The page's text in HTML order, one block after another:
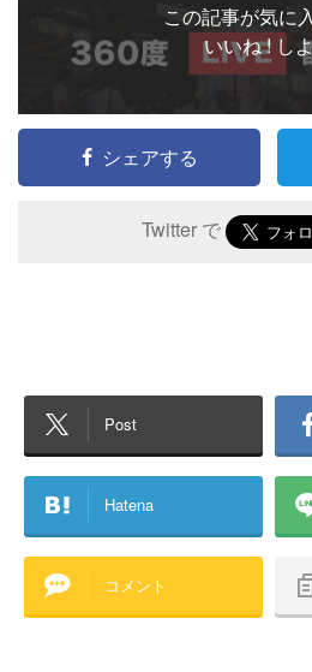
この記事が気に
いいね ! し
シェアする
Twitter で
Post
Hatena
コメント